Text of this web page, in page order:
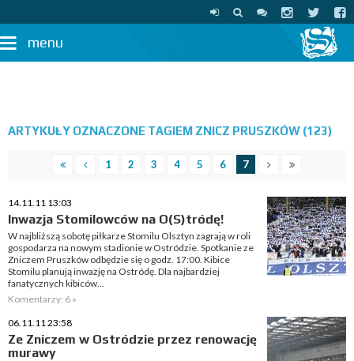
menu
ARTYKUŁY OZNACZONE TAGIEM ZNICZ PRUSZKÓW (123)
1 2 3 4 5 6 7
14.11.11 13:03
Inwazja Stomilowców na O(S)tródę!
W najbliższą sobotę piłkarze Stomilu Olsztyn zagrają w roli
gospodarza na nowym stadionie w Ostródzie. Spotkanie ze
Zniczem Pruszków odbędzie się o godz. 17:00. Kibice
Stomilu planują inwazję na Ostródę. Dla najbardziej
fanatycznych kibiców...
Komentarzy: 6 »
06.11.11 23:58
Ze Zniczem w Ostródzie przez renowację
murawy